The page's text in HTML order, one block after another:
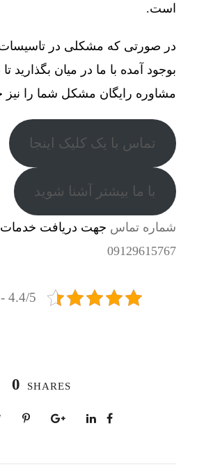
است.
در صورتی که مشکلی در
بوجود آمده با ما در میان بگذارید
مشاوره رایگان مشکل شما را نیز
تماس با یک کلیک اینجا
با ما بیشتر آشنا شوید
شماره تماس جهت دریافت خدمات
09129615767
4.4/5 - (5 امتیاز)
0 SHARES